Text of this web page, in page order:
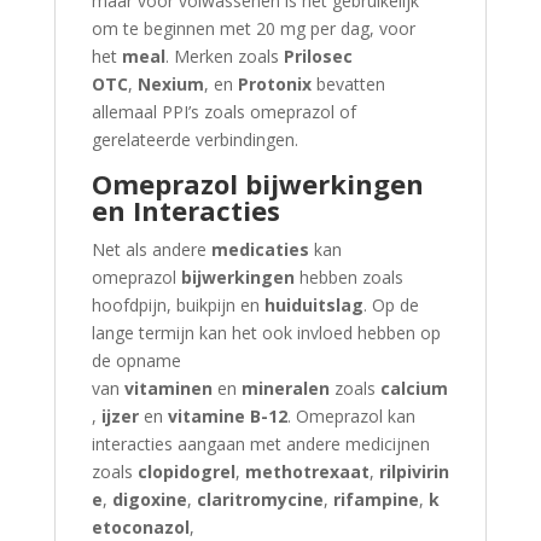
om te beginnen met 20 mg per dag, voor
het meal. Merken zoals Prilosec
OTC, Nexium, en Protonixbevatten
allemaal PPI’s zoals omeprazol of
gerelateerde verbindingen.
Omeprazol bijwerkingen
en Interacties
Net als andere medicaties kan
omeprazol bijwerkingen hebben zoals
hoofdpijn, buikpijn en huiduitslag. Op de
lange termijn kan het ook invloed hebben op
de opname
van vitaminen en mineralen zoals calcium
, ijzeren vitamine B-12. Omeprazol kan
interacties aangaan met andere medicijnen
zoals clopidogrel, methotrexaat, rilpivirin
e, digoxine, claritromycine, rifampine, k
etoconazol,